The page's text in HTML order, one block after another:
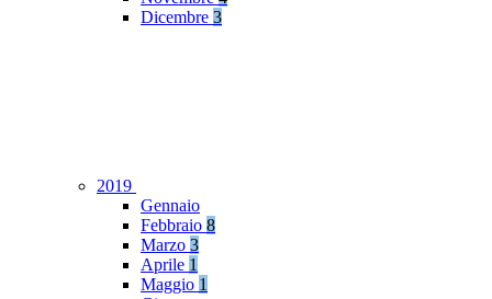
Dicembre 3
2019
Gennaio
Febbraio 8
Marzo 3
Aprile 1
Maggio 1